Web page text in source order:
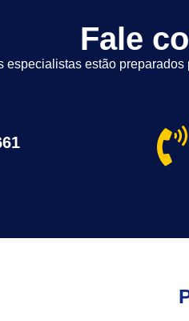
Fale
especialistas estão